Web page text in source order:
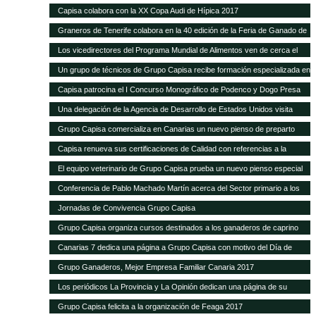
Macebike
Capisa colabora con la XX Copa Audi de Hípica 2017
Graneros de Tenerife colabora en la 40 edición de la Feria de Ganado de
San Benito
Los vicedirectores del Programa Mundial de Alimentos ven de cerca el
trabajo de Silos Canarios
Un grupo de técnicos de Grupo Capisa recibe formación especializada en
la Complutense
Capisa patrocina el I Concurso Monográfico de Podenco y Dogo Presa
Canario de Santa Brígida
Una delegación de la Agencia de Desarrollo de Estados Unidos visita
Silos Canarios
Grupo Capisa comercializa en Canarias un nuevo pienso de preparto
para caprino y ovino
Capisa renueva sus certificaciones de Calidad con referencias a la
“evidente mejora continua”, según el auditor
El equipo veterinario de Grupo Capisa prueba un nuevo pienso especial
para ponedoras
Conferencia de Pablo Machado Martín acerca del Sector primario a los
alumnos de Hecansa
Jornadas de Convivencia Grupo Capisa
Grupo Capisa organiza cursos destinados a los ganaderos de caprino
Canarias 7 dedica una página a Grupo Capisa con motivo del Día de
Canarias
Grupo Ganaderos, Mejor Empresa Familiar Canaria 2017
Los periódicos La Provincia y La Opinión dedican una página de su
suplemento de Sector Primario a Grupo Capisa
Grupo Capisa felicita a la organización de Feaga 2017